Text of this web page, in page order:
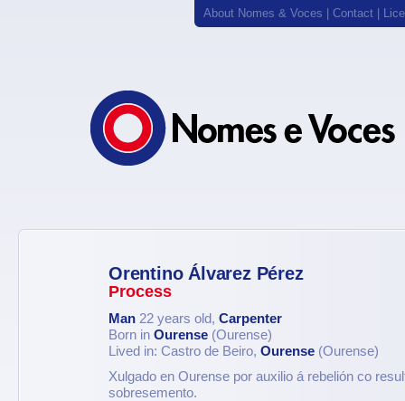
About Nomes & Voces Contact
Orentino Álvarez Pérez
Process
Man 22 years old, Carpenter
Born in Ourense (Ourense)
Lived in: Castro de Beiro, Ourense (Ourense)
Xulgado en Ourense por auxilio á rebelión co
sobresemento.